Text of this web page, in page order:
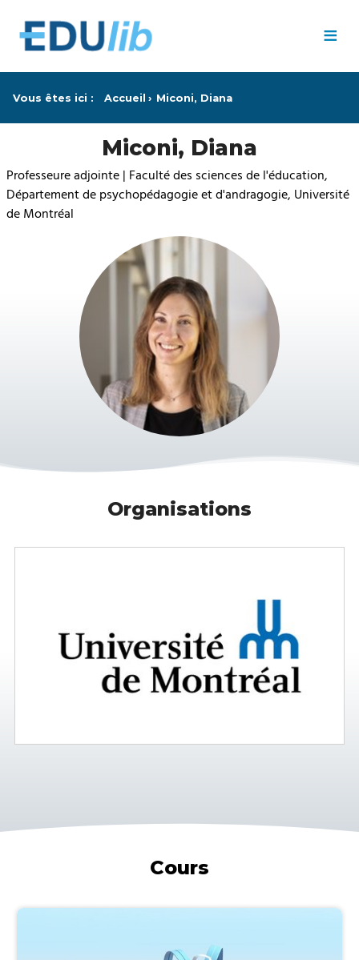
≡
Vous êtes ici : Accueil Miconi, Diana
Miconi, Diana
Professeure adjointe | Faculté des sciences de l'éducation,
Département de psychopédagogie et d'andragogie, Université
de Montréal
Organisations
Cours